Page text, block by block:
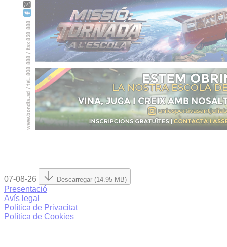
07-08-26 Descarregar (14.95 MB)
Presentació
Avís legal
Política de Privacitat
Política de Cookies